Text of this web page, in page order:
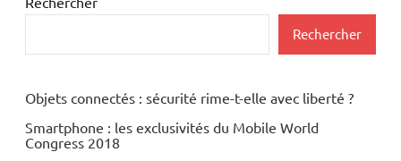
Rechercher
Objets connectés : sécurité rime-t-elle avec liberté ?
Smartphone : les exclusivités du Mobile World
Congress 2018